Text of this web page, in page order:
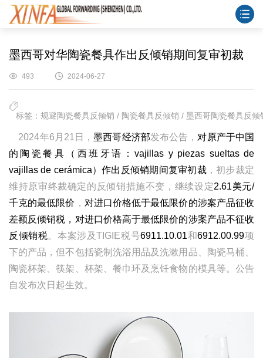
墨西哥对华陶瓷餐具作出反倾销期间复审初裁
493 2024-06-27
标签：规避陶瓷餐具反倾销 / 陶瓷餐具反倾销 / 墨西哥陶瓷餐具反
2024年6月21日，墨西哥经济部发布公告， 对原产于中国
的陶瓷餐具（西班牙语：vajillas y piezas sueltas de
vajillas de cerámica）作出反倾销期间复审初裁，初步裁定
维持原审终裁确定的反倾销措施不变，继续设定2.61美元/
千克的最低限价 ， 对进口价格低于最低限价的涉案产品征收
差额反倾销税，对进口价格高于最低限价的涉案产品不征收
反倾销税。本案涉及TIGIE税号6911.10.01和6912.00.99项
下的产品，但不包括瓷制洗浴用品及洗漱用品、陶瓷马桶、
陶瓷杯架、筷架、杯架、餐巾环及烹饪食物的模具等。公告
自发布次日起生效。